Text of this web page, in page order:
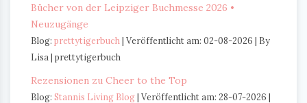
Bücher von der Leipziger Buchmesse 2026 •
Neuzugänge
Blog: prettytigerbuch Veröffentlicht am: 02-08-2026
By
Lisa | prettytigerbuch
Rezensionen zu Cheer to the Top
Blog: Stannis Living Blog Veröffentlicht am: 28-07-2026